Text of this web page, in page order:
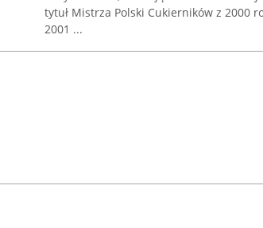
tytuł Mistrza Polski Cukierników z 2000
2001 ...